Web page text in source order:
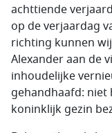
achttiende
op de verjaardag
richting kunnen
Alexander aan de
inhoudelijke
gehandhaafd: niet
koninklijk gezin